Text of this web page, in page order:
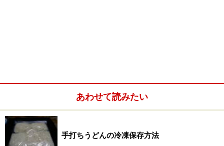
ている結果ともいえる。マニア御用達のうどん店、なら
びにうどん粉の入手先といえる。店頭販売、ネット通販
ともに対応してくれる。
主な取り扱い小麦粉
あわせて読みたい
手打ちうどんの冷凍保存方法